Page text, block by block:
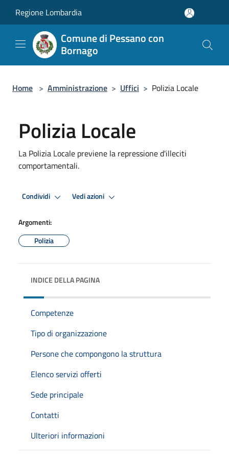
Regione Lombardia
Comune di Pessano con
Bornago
Home > Amministrazione > Uffici > Polizia Locale
Polizia Locale
La Polizia Locale previene la repressione d'illeciti
comportamentali.
Condividi Vedi azioni
Argomenti:
Polizia
INDICE DELLA PAGINA
Competenze
Tipo di organizzazione
Persone che compongono la struttura
Elenco servizi offerti
Sede principale
Contatti
Ulteriori informazioni